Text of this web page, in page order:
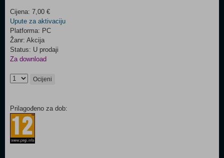
Cijena: 7,00 €
Upute za aktivaciju
Platforma: PC
Žanr: Akcija
Status: U prodaji
Za download
Ocijeni
Prilagođeno za dob: